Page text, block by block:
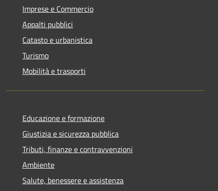
Imprese e Commercio
Appalti pubblici
Catasto e urbanistica
Turismo
Mobilità e trasporti
Educazione e formazione
Giustizia e sicurezza pubblica
Tributi, finanze e contravvenzioni
Ambiente
Salute, benessere e assistenza